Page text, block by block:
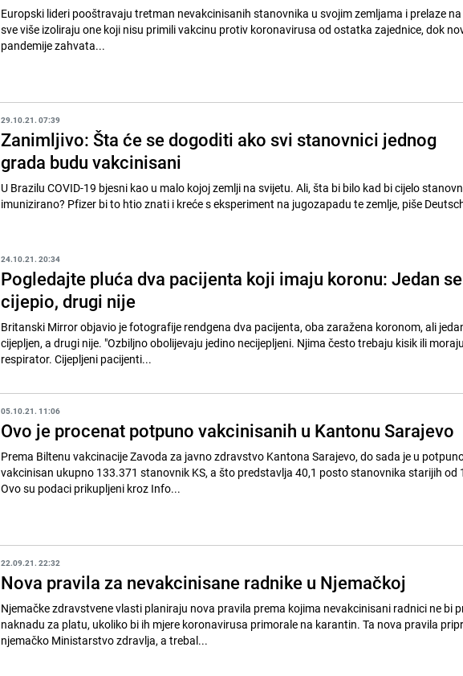
Europski lideri pooštravaju tretman nevakcinisanih stanovnika u svojim zemljama i prelaze na
sve više izoliraju one koji nisu primili vakcinu protiv koronavirusa od ostatka zajednice, dok
pandemije zahvata...
29.10.21. 07:39
Zanimljivo: Šta će se dogoditi ako svi stanovnici jednog
grada budu vakcinisani
U Brazilu COVID-19 bjesni kao u malo kojoj zemlji na svijetu. Ali, šta bi bilo kad bi cijelo
imunizirano? Pfizer bi to htio znati i kreće s eksperiment na jugozapadu te zemlje, piše
24.10.21. 20:34
Pogledajte pluća dva pacijenta koji imaju koronu: Jedan se
cijepio, drugi nije
Britanski Mirror objavio je fotografije rendgena dva pacijenta, oba zaražena koronom, ali
cijepljen, a drugi nije. "Ozbiljno obolijevaju jedino necijepljeni. Njima često trebaju kisik ili
respirator. Cijepljeni pacijenti...
05.10.21. 11:06
Ovo je procenat potpuno vakcinisanih u Kantonu Sarajevo
Prema Biltenu vakcinacije Zavoda za javno zdravstvo Kantona Sarajevo, do sada je u
vakcinisan ukupno 133.371 stanovnik KS, a što predstavlja 40,1 posto stanovnika starijih od
Ovo su podaci prikupljeni kroz Info...
22.09.21. 22:32
Nova pravila za nevakcinisane radnike u Njemačkoj
Njemačke zdravstvene vlasti planiraju nova pravila prema kojima nevakcinisani radnici ne bi
naknadu za platu, ukoliko bi ih mjere koronavirusa primorale na karantin. Ta nova pravila
njemačko Ministarstvo zdravlja, a trebal...